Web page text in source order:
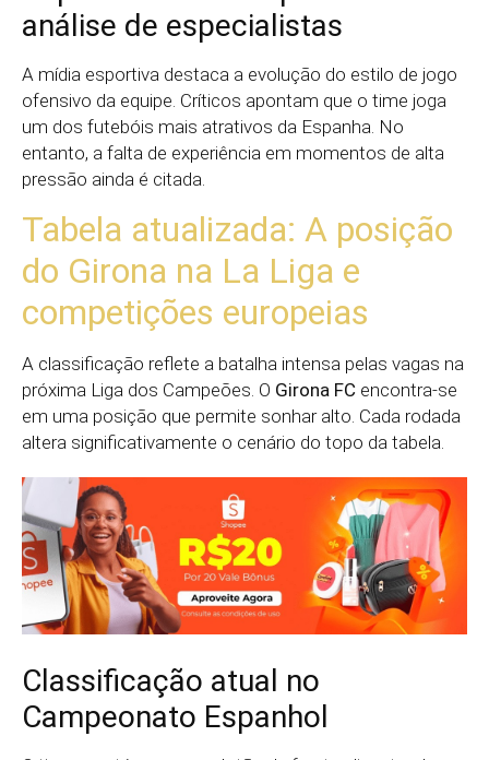
análise de especialistas
A mídia esportiva destaca a evolução do estilo de jogo
ofensivo da equipe. Críticos apontam que o time joga
um dos futebóis mais atrativos da Espanha. No
entanto, a falta de experiência em momentos de alta
pressão ainda é citada.
Tabela atualizada: A posição
do Girona na La Liga e
competições europeias
A classificação reflete a batalha intensa pelas vagas na
próxima Liga dos Campeões. O Girona FC encontra-se
em uma posição que permite sonhar alto. Cada rodada
altera significativamente o cenário do topo da tabela.
Classificação atual no
Campeonato Espanhol